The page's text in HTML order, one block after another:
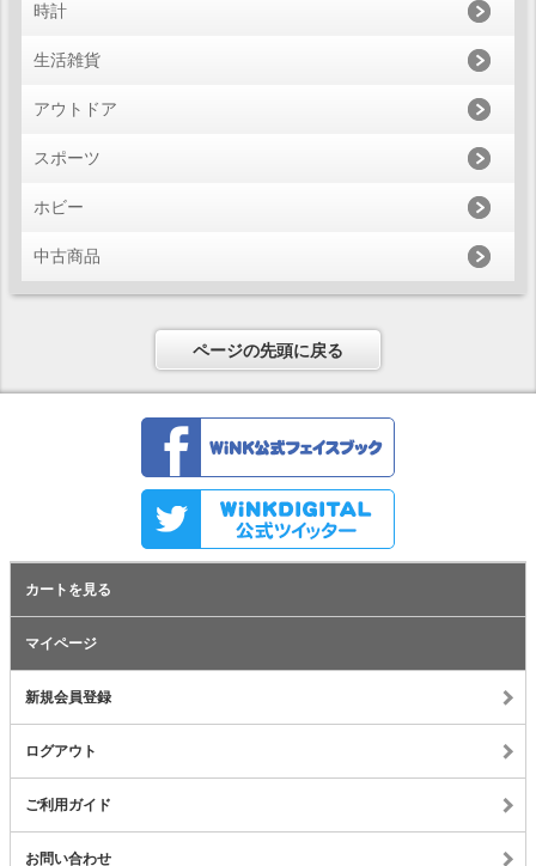
時計
生活雑貨
アウトドア
スポーツ
ホビー
中古商品
ページの先頭に戻る
カートを見る
マイページ
新規会員登録
ログアウト
ご利用ガイド
お問い合わせ